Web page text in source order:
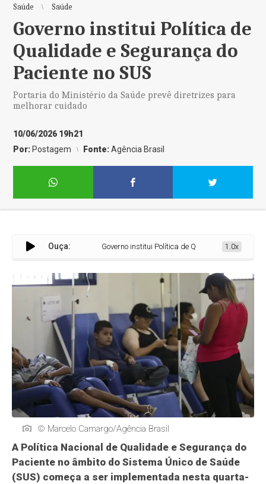
Saúde Saúde
Governo institui Política de
Qualidade e Segurança do
Paciente no SUS
Portaria do Ministério da Saúde prevê diretrizes para
melhorar cuidado
10/06/2026 19h21
Por: Postagem Fonte:Agência Brasil
Ouça: Governo institui Política de Qualidade e Segurança
1.0x
© Marcelo Camargo/Agência Brasil
A Política Nacional de Qualidade e Segurança do
Paciente no âmbito do Sistema Único de Saúde
(SUS) começa a ser implementada nesta quarta-